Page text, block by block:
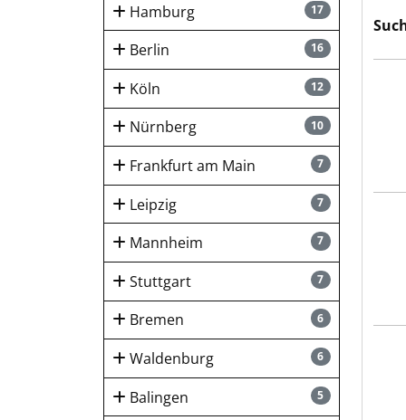
17
Hamburg
16
Berlin
12
Köln
10
Nürnberg
7
Frankfurt am Main
7
Leipzig
7
Mannheim
7
Stuttgart
6
Bremen
6
Waldenburg
5
Balingen